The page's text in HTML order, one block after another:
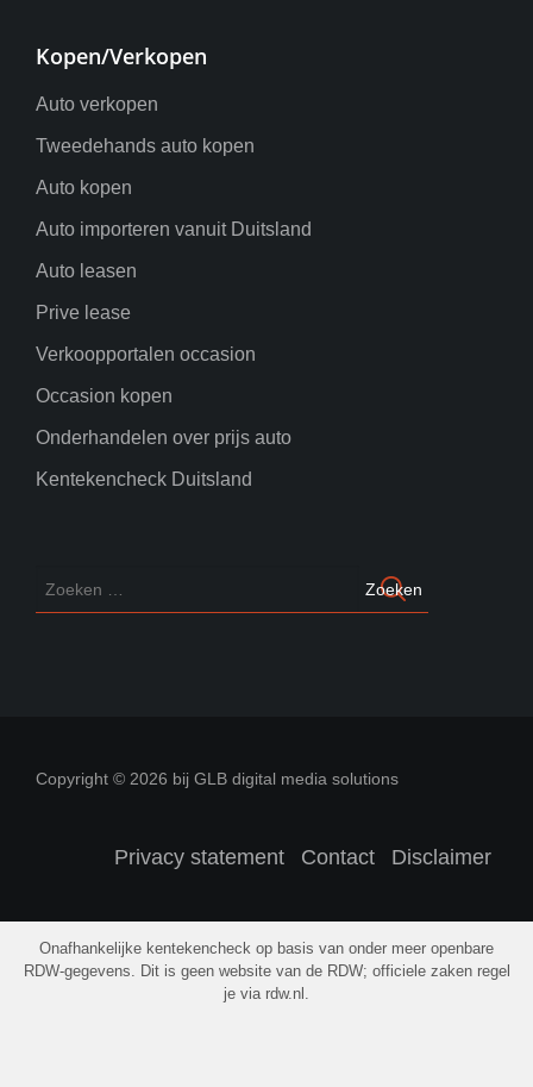
Kopen/Verkopen
Auto verkopen
Tweedehands auto kopen
Auto kopen
Auto importeren vanuit Duitsland
Auto leasen
Prive lease
Verkoopportalen occasion
Occasion kopen
Onderhandelen over prijs auto
Kentekencheck Duitsland
Copyright © 2026 bij GLB digital media solutions
Privacy statement Contact Disclaimer
Onafhankelijke kentekencheck op basis van onder meer openbare
RDW-gegevens. Dit is geen website van de RDW; officiele zaken regel
je via rdw.nl.